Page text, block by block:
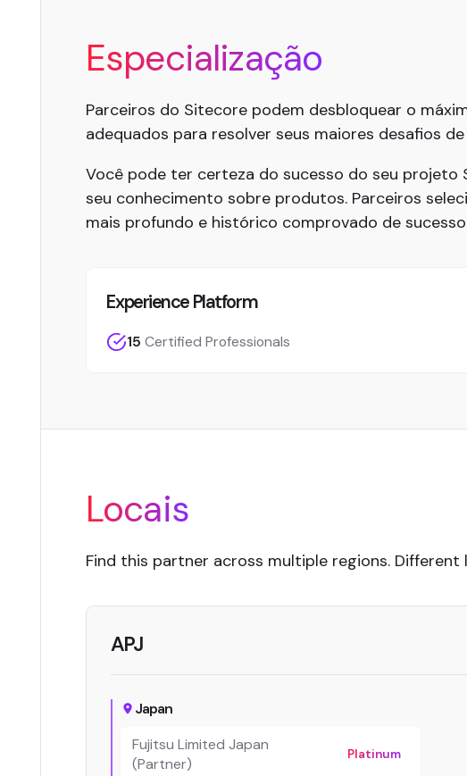
Especialização
Parceiros do Sitecore podem desbloquear o
adequados para resolver seus maiores desafios
Você pode ter certeza do sucesso do seu
seu conhecimento sobre produtos. Parceiros
mais profundo e histórico comprovado de
Experience Platform
15 Certified Professionals
Locais
Find this partner across multiple regions.
APJ
Japan
Fujitsu Limited Japan
(Partner)
Platinum